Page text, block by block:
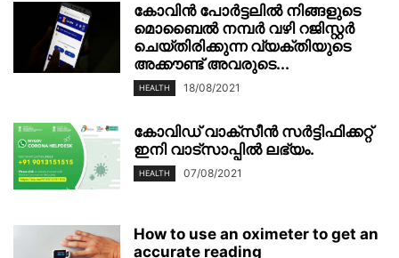
കോവിൻ പോർട്ടലിൽ നിങ്ങളുടെ
മൊബൈൽ നമ്പർ വഴി റജിസ്റ്റർ
ചെയ്തിരിക്കുന്ന വ്യക്തിയുടെ
അക്കൗണ്ട് അവരുടെ...
HEALTH 18/08/2021
കോവിഡ് വാക്സീൻ സർട്ടിഫിക്കറ്റ്
ഇനി വാട്സാപ്പിൽ ലഭ്യം.
HEALTH 07/08/2021
How to use an oximeter to get an
accurate reading